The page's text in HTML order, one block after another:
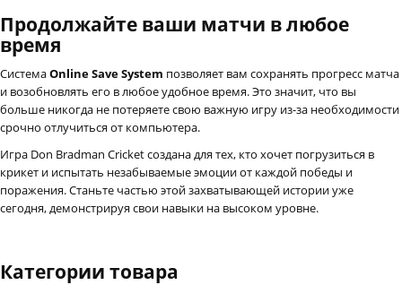
Продолжайте ваши матчи в любое
время
СистемаOnline Save System позволяет вам сохранять прогресс матча
и возобновлять его в любое удобное время. Это значит, что вы
больше никогда не потеряете свою важную игру из-за необходимости
срочно отлучиться от компьютера.
Игра Don Bradman Cricket создана для тех, кто хочет погрузиться в
крикет и испытать незабываемые эмоции от каждой победы и
поражения. Станьте частью этой захватывающей истории уже
сегодня, демонстрируя свои навыки на высоком уровне.
Категории товара